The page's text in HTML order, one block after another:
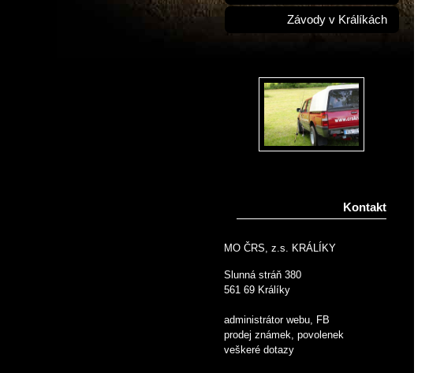
Závody v Králíkách
Kontakt
MO ČRS, z.s. KRÁLÍKY
Slunná stráň 380
561 69 Králíky
administrátor webu, FB
prodej známek, povolenek
veškeré dotazy